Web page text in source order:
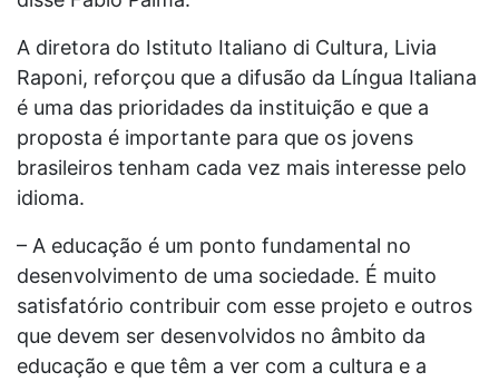
A diretora do Istituto Italiano di Cultura, Livia
Raponi, reforçou que a difusão da Língua Italiana
é uma das prioridades da instituição e que a
proposta é importante para que os jovens
brasileiros tenham cada vez mais interesse pelo
idioma.
– A educação é um ponto fundamental no
desenvolvimento de uma sociedade. É muito
satisfatório contribuir com esse projeto e outros
que devem ser desenvolvidos no âmbito da
educação e que têm a ver com a cultura e a